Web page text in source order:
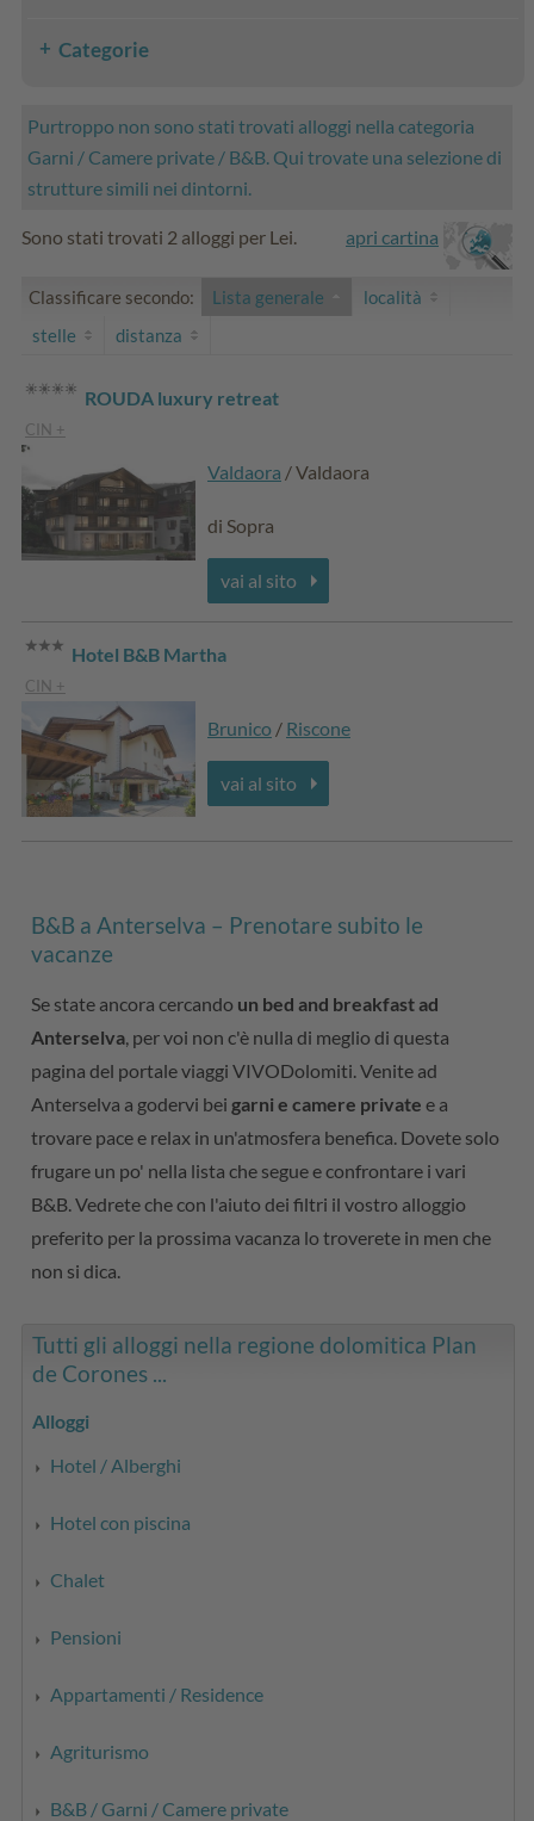
Categorie
Purtroppo non sono stati trovati alloggi nella categoria
Garni / Camere private / B&B. Qui trovate una selezione di
strutture simili nei dintorni.
apri cartina
Sono stati trovati 2 alloggi per Lei.
Classificare secondo: Lista generale
località
stelle
distanza
ROUDA luxury retreat
CIN +
Valdaora / Valdaora
di Sopra
vai al sito
Hotel B&B Martha
CIN +
Brunico / Riscone
vai al sito
B&B a Anterselva – Prenotare subito le
vacanze
Se state ancora cercando un bed and breakfast ad
Anterselva , per voi non c'è nulla di meglio di questa
pagina del portale viaggi VIVODolomiti. Venite ad
Anterselva a godervi beigarni e camere private e a
trovare pace e relax in un'atmosfera benefica. Dovete solo
frugare un po' nella lista che segue e confrontare i vari
B&B. Vedrete che con l'aiuto dei filtri il vostro alloggio
preferito per la prossima vacanza lo troverete in men che
non si dica.
Tutti gli alloggi nella regione dolomitica Plan
de Corones ...
Alloggi
Hotel / Alberghi
Hotel con piscina
Chalet
Pensioni
Appartamenti / Residence
Agriturismo
B&B / Garni / Camere private